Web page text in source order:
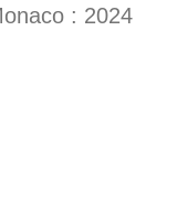
: 2024